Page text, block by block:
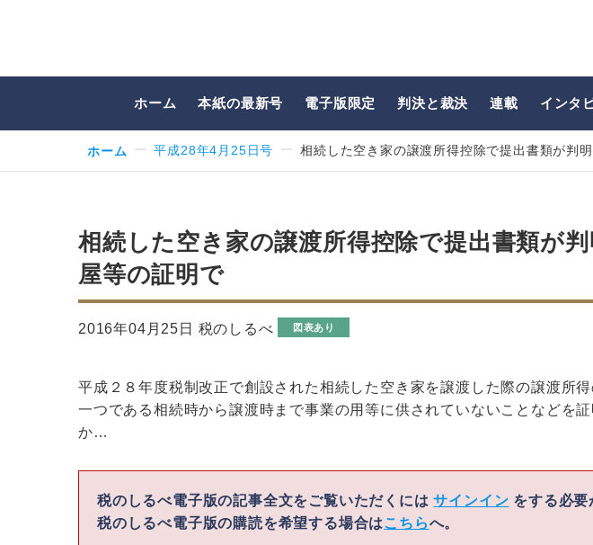
ホーム 本紙の最新号 電子版限定 判決と裁決 連載 インタ
ホーム 平成28年4月25日号 相続した空き家の譲渡所得控除で提出書類が判
相続した空き家の譲渡所得控除で提出書類が
屋等の証明で
2016年04月25日 税のしるべ 図表あり
平成２８年度税制改正で創設された相続した空き家を譲渡した際の譲渡所
一つである相続時から譲渡時まで事業の用等に供されていないことなどを
か…
税のしるべ電子版の記事全文をご覧いただくにはサインイン をする必要
税のしるべ電子版の購読を希望する場合は こちらへ。